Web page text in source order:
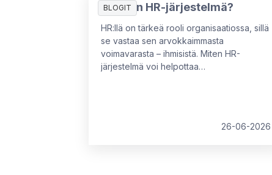
BLOGIT
Mikä on HR-järjestelmä?
HR:llä on tärkeä rooli organisaatiossa, sillä
se vastaa sen arvokkaimmasta
voimavarasta – ihmisistä. Miten HR-
järjestelmä voi helpottaa
26-06-2026